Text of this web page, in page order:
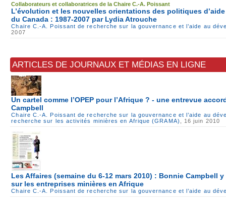
Collaborateurs et collaboratrices de la Chaire C.-A. Poissant
L’évolution et les nouvelles orientations des politiques
du Canada : 1987-2007 par Lydia Atrouche
Chaire C.-A. Poissant de recherche sur la gouvernance et l’aide au
2007
ARTICLES DE JOURNAUX ET MÉDIAS EN LIGNE
Un cartel comme l’OPEP pour l’Afrique ? - une entrevue
Campbell
Chaire C.-A. Poissant de recherche sur la gouvernance et l’aide au
recherche sur les activités minières en Afrique (GRAMA)
, 16 juin 2010
Les Affaires (semaine du 6-12 mars 2010) : Bonnie Campbell
sur les entreprises minières en Afrique
Chaire C.-A. Poissant de recherche sur la gouvernance et l’aide au